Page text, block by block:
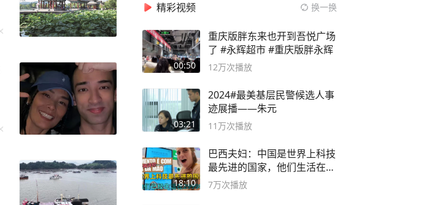
精彩视频 换一换
00:50
重庆版胖东来也开到吾悦广场
了 #永辉超市 #重庆版胖永辉
12万次播放
03:21
2024#最美基层民警候选人事
迹展播——朱元
11万次播放
18:10
巴西夫妇：中国是世界上科技
最先进的国家，他们生活在
2999年
7万次播放